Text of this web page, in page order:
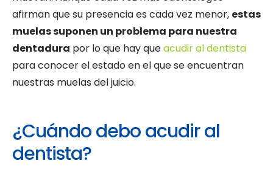
afirman que su presencia es cada vez menor, estas
muelas suponen un problema para nuestra
dentadura por lo que hay queacudir al dentista
para conocer el estado en el que se encuentran
nuestras muelas del juicio.
¿Cuándo debo acudir al
dentista?